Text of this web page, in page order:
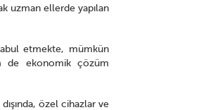
uzman ellerde yapılan
etmekte, mümkün
de ekonomik çözüm
özel cihazlar ve